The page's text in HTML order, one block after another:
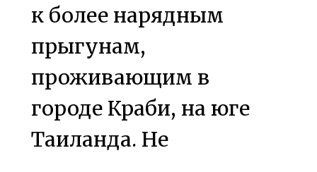
к более нарядным
прыгунам,
проживающим в
городе Краби, на юге
Таиланда. Не